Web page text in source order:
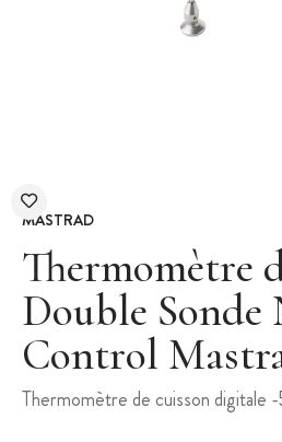
MASTRAD
Thermomètre
Double Sonde
Control
Thermomètre de cuisson